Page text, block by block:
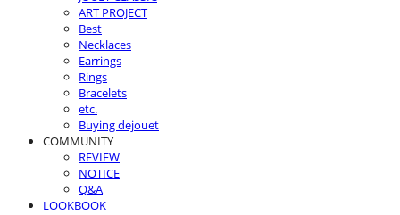
ART PROJECT
Best
Necklaces
Earrings
Rings
Bracelets
etc.
Buying dejouet
COMMUNITY
REVIEW
NOTICE
Q&A
LOOKBOOK